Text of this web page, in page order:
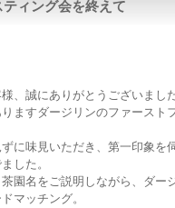
ィング会を終えて
、誠にありがとうございました
ますダージリンのファースト
に味見いただき、第一印象
した。
園名をご説明しながら、ダー
マッチング。